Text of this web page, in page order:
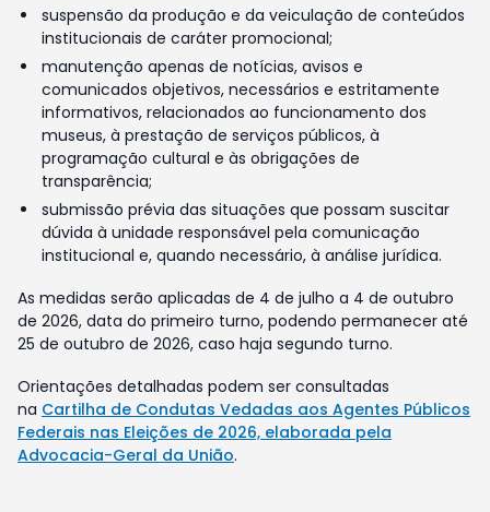
suspensão da produção e da veiculação de conteúdos
institucionais de caráter promocional;
manutenção apenas de notícias, avisos e
comunicados objetivos, necessários e estritamente
informativos, relacionados ao funcionamento dos
museus, à prestação de serviços públicos, à
programação cultural e às obrigações de
transparência;
submissão prévia das situações que possam suscitar
dúvida à unidade responsável pela comunicação
institucional e, quando necessário, à análise jurídica.
As medidas serão aplicadas de 4 de julho a 4 de outubro
de 2026, data do primeiro turno, podendo permanecer até
25 de outubro de 2026, caso haja segundo turno.
Orientações detalhadas podem ser consultadas
na Cartilha de Condutas Vedadas aos Agentes Públicos
Federais nas Eleições de 2026, elaborada pela
Advocacia-Geral da União.